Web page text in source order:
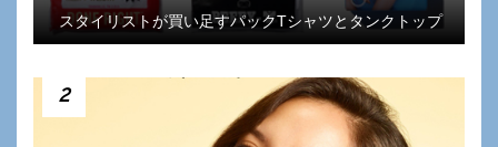
スタイリストが買い足すパックTシャツとタンクトップ
2